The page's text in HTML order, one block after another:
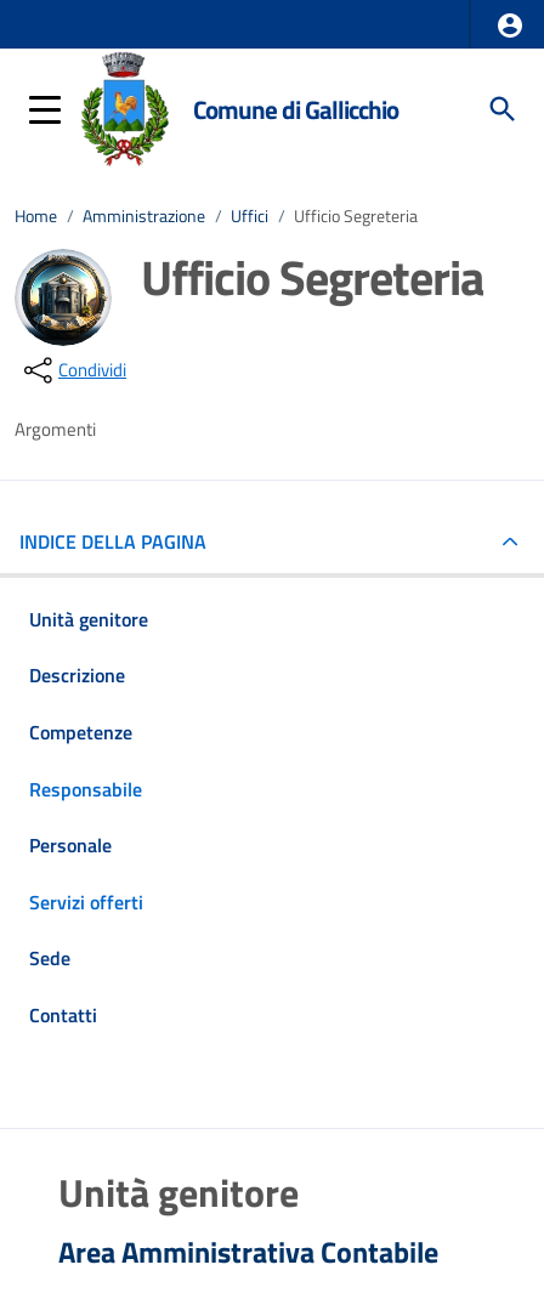
Comune di Gallicchio
Home / Amministrazione / Uffici / Ufficio Segreteria
Ufficio Segreteria
Condividi
Argomenti
INDICE DELLA PAGINA
Unità genitore
Descrizione
Competenze
Responsabile
Personale
Servizi offerti
Sede
Contatti
Unità genitore
Area Amministrativa Contabile